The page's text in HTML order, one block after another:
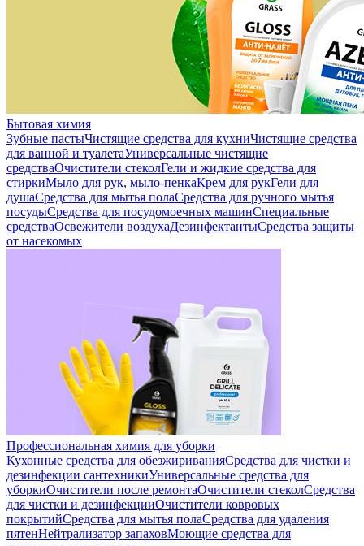
Бытовая химия
Зубные пастыЧистящие средства для кухниЧистящие средства
для ванной и туалетаУниверсальные чистящие
средстваОчистители стеколГели и жидкие средства для
стиркиМыло для рук, мыло-пенкаКрем для рукГели для
душаСредства для мытья полаСредства для ручного мытья
посудыСредства для посудомоечных машинСпециальные
средстваОсвежители воздухаДезинфектантыСредства защиты
от насекомых
Профессиональная химия для уборки
Кухонные средства для обезжириванияСредства для чистки и
дезинфекции сантехникиУниверсальные средства для
уборкиОчистители после ремонтаОчистители стеколСредства
для чистки и дезинфекцииОчистители ковровых
покрытийСредства для мытья полаСредства для удаления
пятенНейтрализатор запаховМоющие средства для